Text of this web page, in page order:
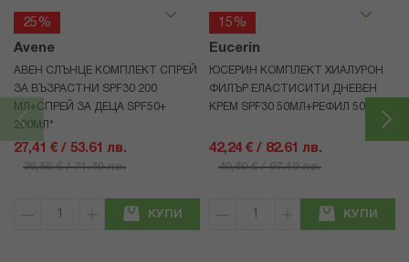
25%
Avene
АВЕН СЛЪНЦЕ КОМПЛЕКТ СПРЕЙ
ЗА ВЪЗРАСТНИ SPF30 200
МЛ+СПРЕЙ ЗА ДЕЦА SPF50+
200МЛ*
27,41 € / 53.61 лв.
36,55 € / 71.49 лв.
КУПИ
15%
Eucerin
ЮСЕРИН КОМПЛЕКТ ХИАЛУРОН
ФИЛЪР ЕЛАСТИСИТИ ДНЕВЕН
КРЕМ SPF30 50МЛ+РЕФИЛ 50МЛ
42,24 € / 82.61 лв.
49,69 € / 97.19 лв.
КУПИ